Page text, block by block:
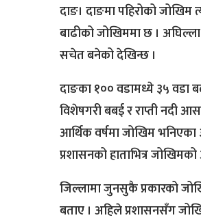
दाङ। दाङमा पहिरोको
बाढीको जोखिममा छ ।
सचेत बनेको देखिन्छ ।
दाङका १०० वडामध्ये ३५ वडा
विशेषगरी बबई र राप्ती नदी
आर्थिक वर्षमा जोखिम
प्रशासनको हाताभित्र
जिल्लामा जुनसुकै प्रकारको
बताए । अहिले प्रशासनसँग